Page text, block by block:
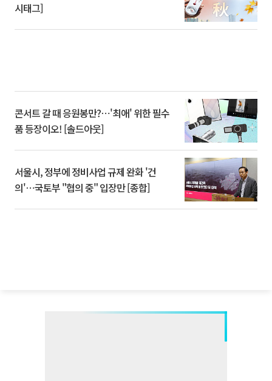
시태그]
콘서트 갈 때 응원봉만?⋯'최애' 위한 필수
품 등장이오! [솔드아웃]
서울시, 정부에 정비사업 규제 완화 '건
의'⋯국토부 "협의 중" 입장만 [종합]